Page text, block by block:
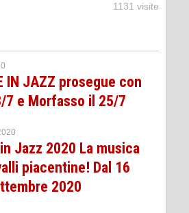
1131 visite
IN JAZZ prosegue con
7 e Morfasso il 25/7
Jazz 2020 La musica
piacentine! Dal 16
2020